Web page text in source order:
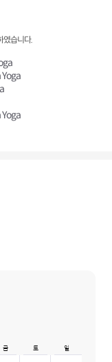
였습니다.
금 토
일